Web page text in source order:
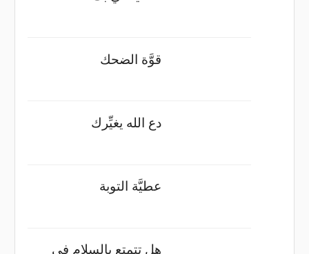
قوَّة الضحك
دع الله يغيِّرك
عطيَّة التوبة
هل تتمتع بالسلام في